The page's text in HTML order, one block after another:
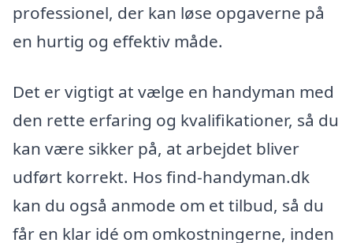
professionel, der kan løse opgaverne på
en hurtig og effektiv måde.
Det er vigtigt at vælge en handyman med
den rette erfaring og kvalifikationer, så du
kan være sikker på, at arbejdet bliver
udført korrekt. Hos find-handyman.dk
kan du også anmode om et tilbud, så du
får en klar idé om omkostningerne, inden